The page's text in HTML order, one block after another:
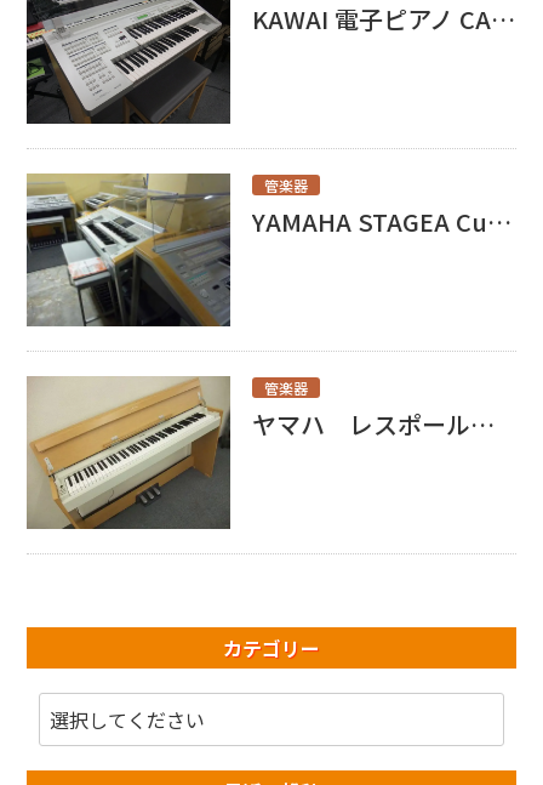
KAWAI 電子ピアノ CA9500GP買取いたしました！
管楽器
YAMAHA STAGEA Custom ELS-01C買取いたしました！
管楽器
ヤマハ レスポール買取しました！
カテゴリー